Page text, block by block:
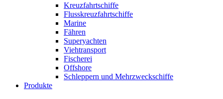
Kreuzfahrtschiffe
Flusskreuzfahrtschiffe
Marine
Fähren
Superyachten
Viehtransport
Fischerei
Offshore
Schleppern und Mehrzweckschiffe
Produkte